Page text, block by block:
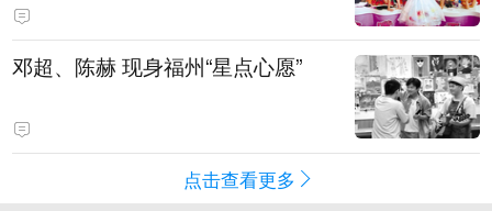
邓超、陈赫 现身福州“星点心愿”
点击查看更多